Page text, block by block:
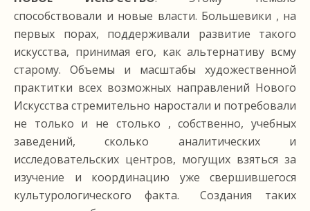
способствовали и новые власти. Большевики , на
первых порах, поддерживали развитие такого
искусства, принимая его, как альтернативу всму
старому. Объемы и масштабы художественной
практитки всех возможных направлений Нового
Искусства стремительно наростали и потребовали
не только и не столько , собственно, учебных
заведений, сколько аналитических и
исследовательских центров, могущих взяться за
изучение и координацию уже свершившегося
культурологического факта. Создания таких